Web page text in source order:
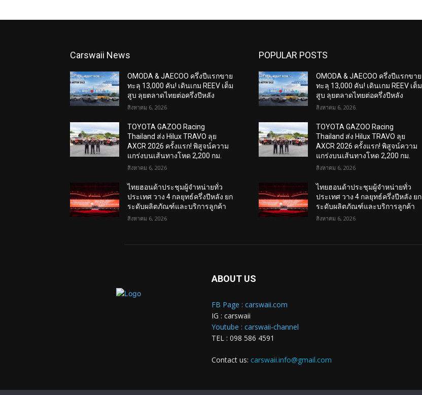
Carswaii News
OMODA & JAECOO ครึ่งปีแรกขาย
ทะลุ 13,000 คัน! เดินเกม REEV เต็ม
สูบ ลุยตลาดไทยต่อครึ่งปีหลัง
สิงหาคม 6, 2026
TOYOTA GAZOO Racing
Thailand ส่ง Hilux TRAVO ลุย
AXCR 2026 ครั้งแรก! พิสูจน์ความ
แกร่งบนเส้นทางโหด 2,200 กม.
สิงหาคม 6, 2026
ไทยฮอนด้าประชุมผู้จำหน่ายทั่ว
ประเทศ วาง 4 กลยุทธ์ครึ่งปีหลัง ยก
ระดับผลิตภัณฑ์และบริการลูกค้า
สิงหาคม 6, 2026
POPULAR POSTS
OMODA & JAECOO ครึ่งปีแรกขาย
ทะลุ 13,000 คัน! เดินเกม REEV เต็ม
สูบ ลุยตลาดไทยต่อครึ่งปีหลัง
สิงหาคม 6, 2026
TOYOTA GAZOO Racing
Thailand ส่ง Hilux TRAVO ลุย
AXCR 2026 ครั้งแรก! พิสูจน์ความ
แกร่งบนเส้นทางโหด 2,200 กม.
สิงหาคม 6, 2026
ไทยฮอนด้าประชุมผู้จำหน่ายทั่ว
ประเทศ วาง 4 กลยุทธ์ครึ่งปีหลัง ยก
ระดับผลิตภัณฑ์และบริการลูกค้า
สิงหาคม 6, 2026
ABOUT US
FB Page : carswaii.com
IG : carswaii
Youtube : carswaii-channel
TEL : 098 586 4591
Contact us: carswaii.info@gmail.com